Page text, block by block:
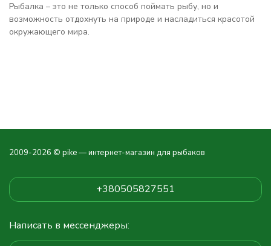
Рыбалка – это не только способ поймать рыбу, но и
возможность отдохнуть на природе и насладиться красотой
окружающего мира.
2009-2026 © pike — интернет-магазин для рыбаков
+380505827551
Написать в мессенджеры: